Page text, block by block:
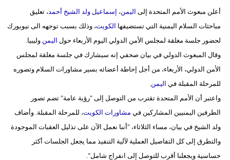
وتكنولوجيا
بيئة
مدوَّنات
سيارات
أعلن مبعوث الأمم المتحدة إلى اليمن، إسماعيل ولد الشيخ أحمد ، تعليق
مباحثات السلام اليمنية التي تستضيفها الكويت، وذلك بسبب توجهه الى نيويورك
لحضور جلسة مغلقة لمجلس الأمن الدولي اليوم الأربعاء حول اليمن وليبيا.
وقال المبعوث الدولي في بيان صحفي إنه سيشارك في جلسة مغلقة لمجلس
الأمن الدولي، الأربعاء، من أجل إحاطة أعضائه بسير مشاورات السلام وتصوره
للمرحلة المقبلة في اليمن
واعتبر أن الأمم المتحدة تقترب من التوصل إلى "رؤية عامة" تضم تصور
الطرفين اليمنيين المشاركين في مشاورات الكويت، للمرحلة المقبلة. وأضاف
ولد الشيخ في بيان، مساء الثلاثاء، "أننا نعمل الآن على تذليل العقبات الموجودة
والتطرق إلى كل التفاصيل العملية لآلية التنفيذ مما يجعل الجلسات أكثر
حساسية ويجعلنا أقرب للتوصل إلى انفراج شامل".